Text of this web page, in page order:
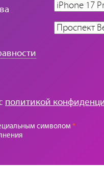
политикой
символом *